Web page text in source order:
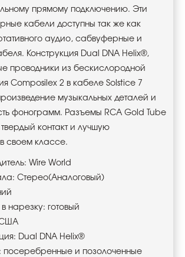
прямому подключению. Эти
кабели доступны так же как
аудио, сабвуферные и
Конструкция Dual DNA Helix®,
проводники из бескислородной
Composilex 2 в кабеле Solstice 7
музыкальных деталей и
фонограмм. Разъемы RCA Gold Tube
контакт и лучшую
своем классе.
Wire World
Стерео(Аналоговый)
в нарезку: готовый
Dual DNA Helix®
посеребренные и позолоченные